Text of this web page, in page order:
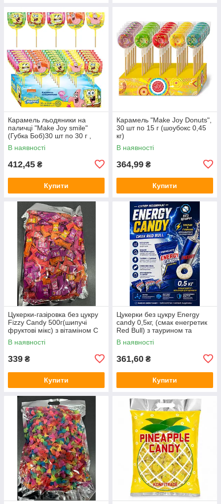
Карамель льодяники на
паличці "Make Joy smile"
(Губка Боб)30 шт по 30 г ,
шоубокс0,9 кг
В наявності
412,45 ₴
Купити
Карамель "Make Joy Donuts",
30 шт по 15 г (шоубокс 0,45
кг)
В наявності
364,99 ₴
Купити
Цукерки-газіровка без цукру
Fizzy Candy 500г(шипучі
фруктові мікс) з вітаміном C
та ментолом
В наявності
339 ₴
Купити
Цукерки без цукру Energy
candy 0,5кг, (смак енегретик
Red Bull) з таурином та
гуараною для бадьорості
В наявності
361,60 ₴
Купити